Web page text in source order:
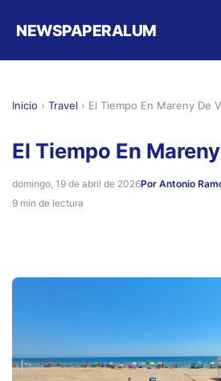
NEWSPAPERALUM
Inicio › Travel › El Tiempo En Mareny De
El Tiempo En
domingo, 19 de abril de 2026Por Antonio
9 min de lectura